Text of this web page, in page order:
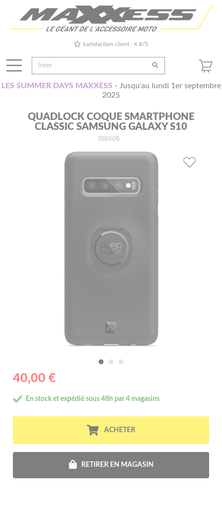
Satisfaction client : 4.8/5
LES SUMMER DAYS MAXXESS - Jusqu'au lundi 1er septembre
2025
QUADLOCK COQUE SMARTPHONE
CLASSIC SAMSUNG GALAXY S10
1118005
40,00 €
En stock et expédié sous 48h par 4 magasins
ACHETER
RETIRER EN MAGASIN